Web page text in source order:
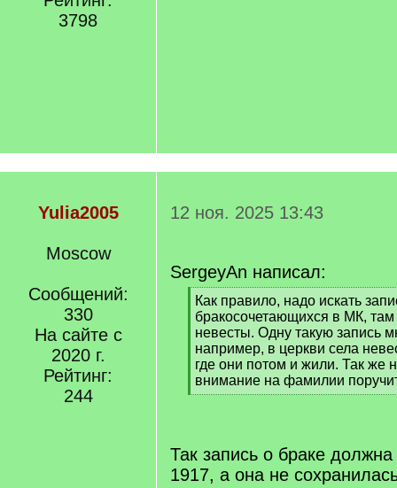
3798
Yulia2005
Moscow
Сообщений:
330
На сайте с
2020 г.
Рейтинг:
244
12 ноя. 2025 13:43
SergeyAn написал:
[
q
]
Как правило, надо искать
бракосочетающихся в МК,
невесты. Одну такую запись
например, в церкви села
где они потом и жили. Так же
внимание на фамилии
[
Так запись о браке
1917, а она не